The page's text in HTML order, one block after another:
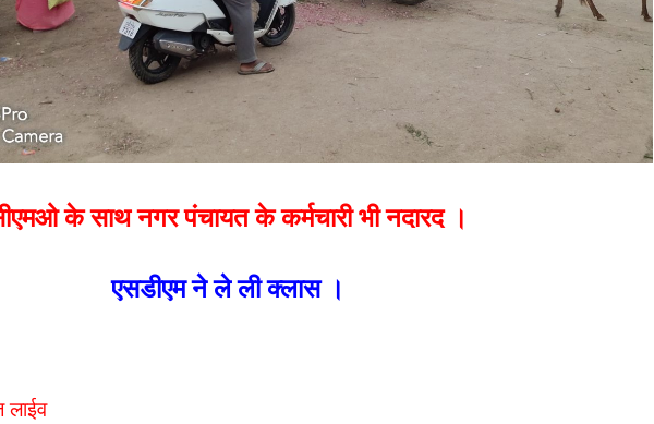
के साथ नगर पंचायत के कर्मचारी भी नदारद ।
एसडीएम ने ले ली क्लास ।
लाईव